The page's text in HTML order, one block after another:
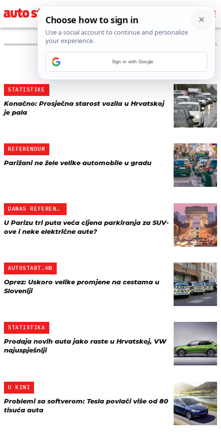
PRONAĐENO 6 REZULTATA ZA AUTORA
“HINA/AUTOSTART”
STATISTIKE
Konačno: Prosječna starost vozila u Hrvatskoj
je pala
REFERENDUM
Parižani ne žele velike automobile u gradu
DANAS REFERENDUM
U Parizu tri puta veća cijena parkiranja za SUV-
ove i neke električne aute?
AUTOSTART.HR
Oprez: Uskoro velike promjene na cestama u
Sloveniji
STATISTIKA
Prodaja novih auta jako raste u Hrvatskoj, VW
najuspješniji
U KINI
Problemi sa softverom: Tesla povlači više od 80
tisuća auta
Sign in with Google